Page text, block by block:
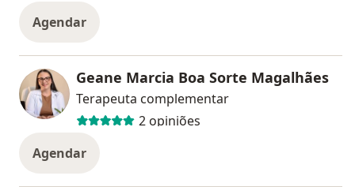
Agendar
Geane Marcia Boa Sorte Magalhães
Terapeuta complementar
2 opiniões
Agendar